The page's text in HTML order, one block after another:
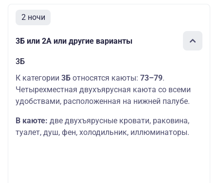
палуба
Средняя
Основных мест:
Средняя
палуба
Люкс
Основных мест:
2
Дополнительных
мест: 1
38000 руб.
2 ночи
3Б или 2А или другие варианты
3Б
К категории 3Б относятся каюты: 73–79.
Четырехместная двухъярусная каюта со всеми
удобствами, расположенная на нижней палубе.
В каюте: две двухъярусные кровати, раковина,
туалет, душ, фен, холодильник, иллюминаторы.